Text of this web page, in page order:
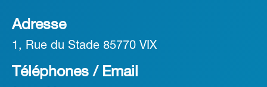
Adresse
1, Rue du Stade 85770 VIX
Téléphones / Email